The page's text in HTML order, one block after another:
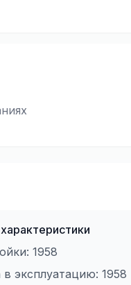
1958
эксплуатацию: 1958